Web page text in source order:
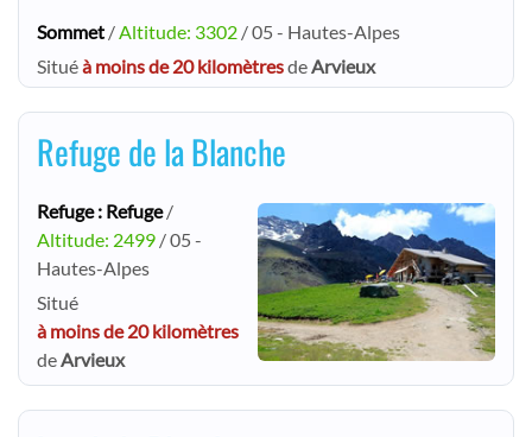
Sommet / Altitude: 3302 / 05 - Hautes-Alpes
Situéà moins de 20 kilomètresde Arvieux
Refuge de la Blanche
Refuge : Refuge/
Altitude: 2499 / 05 -
Hautes-Alpes
Situé
à moins de 20 kilomètres
de Arvieux